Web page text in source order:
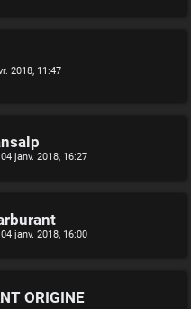
2018, 11:47
04 janv. 2018, 16:27
04 janv. 2018, 16:00
ORIGINE